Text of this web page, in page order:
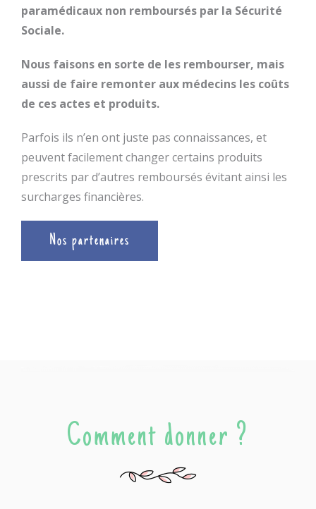
paramédicaux non remboursés par la Sécurité
Sociale.
Nous faisons en sorte de les rembourser, mais
aussi de faire remonter aux médecins les coûts
de ces actes et produits.
Parfois ils n’en ont juste pas connaissances, et
peuvent facilement changer certains produits
prescrits par d’autres remboursés évitant ainsi les
surcharges financières.
Nos partenaires
Comment donner ?